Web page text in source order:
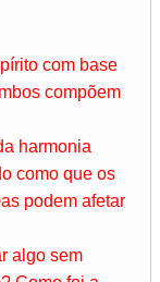
com base
compõem
harmonia
como que os
podem afetar
algo sem